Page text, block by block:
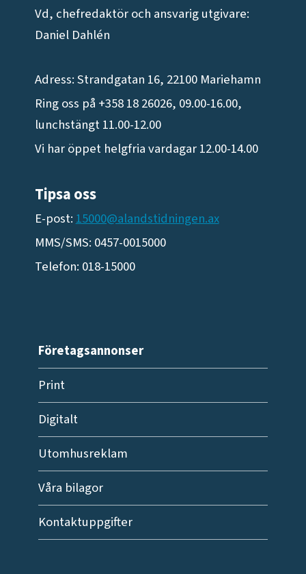
Vd, chefredaktör och ansvarig utgivare:
Daniel Dahlén
Adress: Strandgatan 16, 22100 Mariehamn
Ring oss på +358 18 26026, 09.00-16.00,
lunchstängt 11.00-12.00
Vi har öppet helgfria vardagar 12.00-14.00
Tipsa oss
E-post: 15000@alandstidningen.ax
MMS/SMS: 0457-0015000
Telefon: 018-15000
Företagsannonser
Print
Digitalt
Utomhusreklam
Våra bilagor
Kontaktuppgifter